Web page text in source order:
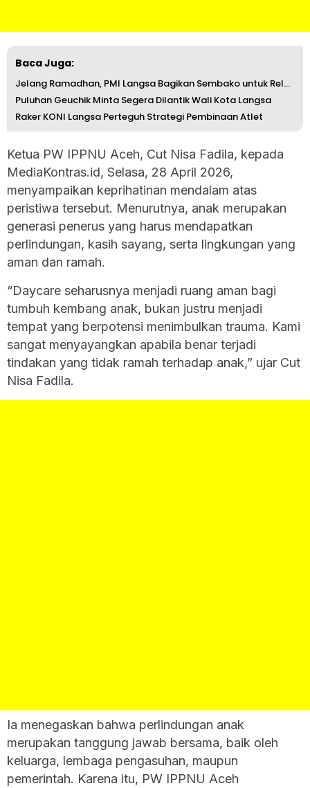
Baca Juga:
Jelang Ramadhan, PMI Langsa Bagikan Sembako untuk Relawan
Puluhan Geuchik Minta Segera Dilantik Wali Kota Langsa
Raker KONI Langsa Perteguh Strategi Pembinaan Atlet
Ketua PW IPPNU Aceh, Cut Nisa Fadila, kepada
MediaKontras.id, Selasa, 28 April 2026,
menyampaikan keprihatinan mendalam atas
peristiwa tersebut. Menurutnya, anak merupakan
generasi penerus yang harus mendapatkan
perlindungan, kasih sayang, serta lingkungan yang
aman dan ramah.
“Daycare seharusnya menjadi ruang aman bagi
tumbuh kembang anak, bukan justru menjadi
tempat yang berpotensi menimbulkan trauma. Kami
sangat menyayangkan apabila benar terjadi
tindakan yang tidak ramah terhadap anak,” ujar Cut
Nisa Fadila.
Ia menegaskan bahwa perlindungan anak
merupakan tanggung jawab bersama, baik oleh
keluarga, lembaga pengasuhan, maupun
pemerintah. Karena itu, PW IPPNU Aceh